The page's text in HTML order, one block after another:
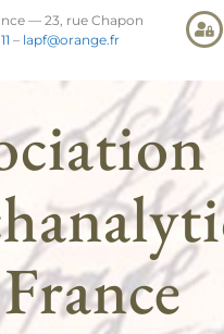
— 23, rue Chapon
– lapf@orange.fr